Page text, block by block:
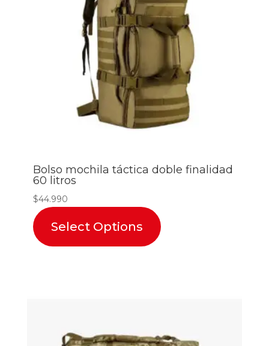
Bolso mochila táctica doble finalidad
60 litros
$44.990
Select Options